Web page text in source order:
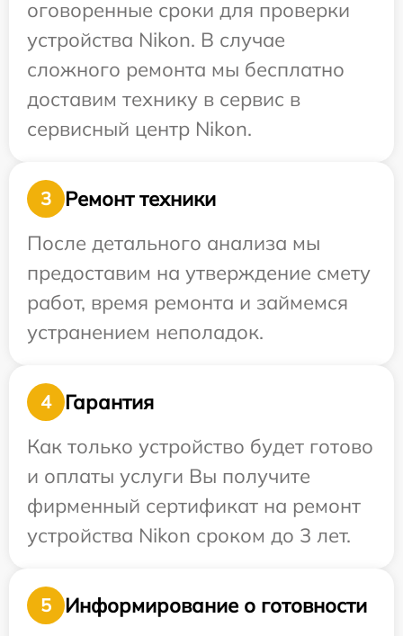
оговоренные сроки для проверки
устройства Nikon. В случае
сложного ремонта мы бесплатно
доставим технику в сервис в
сервисный центр Nikon.
3
Ремонт техники
После детального анализа мы
предоставим на утверждение смету
работ, время ремонта и займемся
устранением неполадок.
4
Гарантия
Как только устройство будет готово
и оплаты услуги Вы получите
фирменный сертификат на ремонт
устройства Nikon сроком до 3 лет.
5
Информирование о готовности